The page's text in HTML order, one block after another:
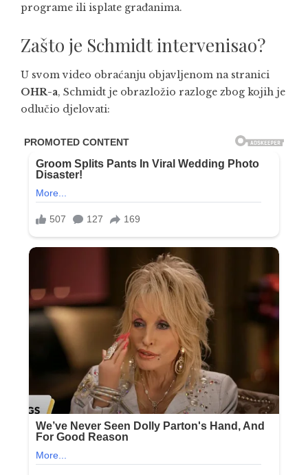
programe ili isplate građanima.
Zašto je Schmidt intervenisao?
U svom video obraćanju objavljenom na stranici
OHR-a, Schmidt je obrazložio razloge zbog kojih je
odlučio djelovati: